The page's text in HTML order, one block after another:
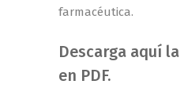
farmacéutica.
Descarga aquí
en PDF.